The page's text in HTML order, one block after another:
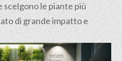
scelgono le piante più
di grande impatto e